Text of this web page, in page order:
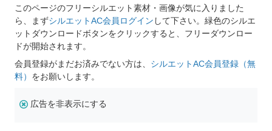
このページのフリーシルエット素材・画像が気に入りました
ら、まずシルエットAC会員ログイン して下さい。緑色のシルエ
ットダウンロードボタンをクリックすると、フリーダウンロー
ドが開始されます。
会員登録がまだお済みでない方は、 シルエットAC会員登録（無
料） をお願いします。
広告を非表示にする